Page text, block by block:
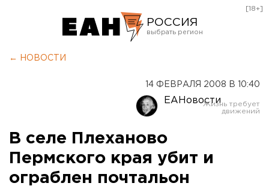
РОССИЯ
Оренбург
[18+]
← НОВОСТИ
14 ФЕВРАЛЯ 2008 В 10:40
ЕАНовости
В селе Плеханово
Пермского края убит и
ограблен почтальон